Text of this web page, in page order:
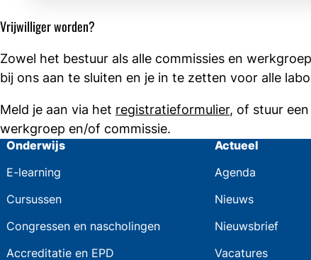
Vrijwilliger worden?
Zowel het bestuur als alle commissies en
bij ons aan te sluiten en je in te zetten voor alle
Meld je aan via het registratieformulier, of stuur
werkgroep en/of commissie.
Onderwijs
E-learning
Cursussen
Congressen en nascholingen
Accreditatie en EPD
Actueel
Agenda
Nieuws
Nieuwsbrief
Vacatures